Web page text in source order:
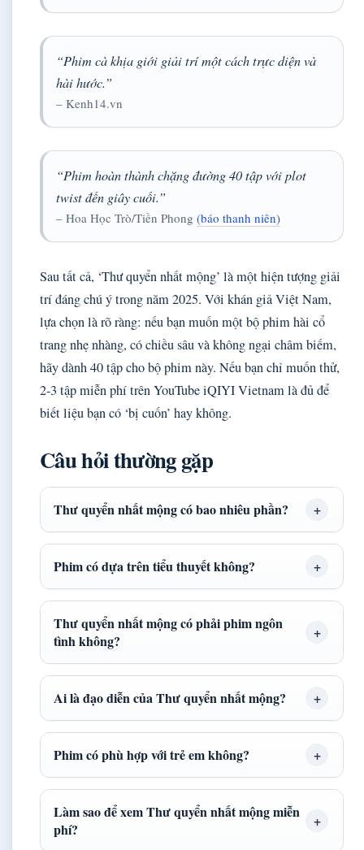
“Phim cà khịa giới giải trí một cách trực diện và
hài hước.”
– Kenh14.vn
“Phim hoàn thành chặng đường 40 tập với plot
twist đến giây cuối.”
– Hoa Học Trò/Tiền Phong (báo thanh niên)
Sau tất cả, ‘Thư quyển nhất mộng’ là một hiện tượng giải
trí đáng chú ý trong năm 2025. Với khán giả Việt Nam,
lựa chọn là rõ ràng: nếu bạn muốn một bộ phim hài cổ
trang nhẹ nhàng, có chiều sâu và không ngại châm biếm,
hãy dành 40 tập cho bộ phim này. Nếu bạn chỉ muốn thử,
2-3 tập miễn phí trên YouTube iQIYI Vietnam là đủ để
biết liệu bạn có ‘bị cuốn’ hay không.
Câu hỏi thường gặp
Thư quyển nhất mộng có bao nhiêu phần?
Phim có dựa trên tiểu thuyết không?
Thư quyển nhất mộng có phải phim ngôn
tình không?
Ai là đạo diễn của Thư quyển nhất mộng?
Phim có phù hợp với trẻ em không?
Làm sao để xem Thư quyển nhất mộng miễn
phí?